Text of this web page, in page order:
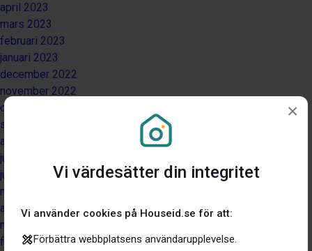
Vi värdesätter din integritet
Vi använder cookies på Houseid.se för att:
Förbättra webbplatsens användarupplevelse.
×
april 2023
mars 2023
februari 2023
januari 2023
december 2022
november 2022
oktober 2022
september 2022
augusti 2022
juli 2022
juni 2022
maj 2022
april 2022
mars 2022
februari 2022